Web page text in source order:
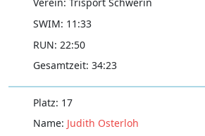
Trisport Schwerin
11:33
22:50
34:23
17
Judith Osterloh